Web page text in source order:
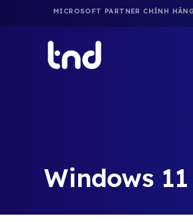
MICROSOFT PARTNER CHÍNH
Windows 11